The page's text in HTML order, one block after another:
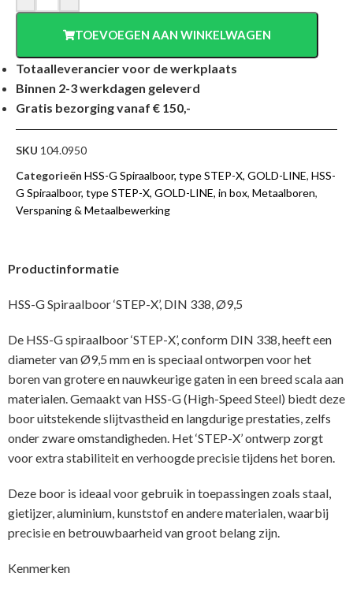
TOEVOEGEN AAN WINKELWAGEN
Totaalleverancier voor de werkplaats
Binnen 2-3 werkdagen geleverd
Gratis bezorging vanaf € 150,-
SKU 104.0950
Categorieën HSS-G Spiraalboor, type STEP-X, GOLD-LINE, HSS-
G Spiraalboor, type STEP-X, GOLD-LINE, in box, Metaalboren,
Verspaning & Metaalbewerking
Productinformatie
HSS-G Spiraalboor ‘STEP-X’, DIN 338, Ø9,5
De HSS-G spiraalboor ‘STEP-X’, conform DIN 338, heeft een
diameter van Ø9,5 mm en is speciaal ontworpen voor het
boren van grotere en nauwkeurige gaten in een breed scala aan
materialen. Gemaakt van HSS-G (High-Speed Steel) biedt deze
boor uitstekende slijtvastheid en langdurige prestaties, zelfs
onder zware omstandigheden. Het ‘STEP-X’ ontwerp zorgt
voor extra stabiliteit en verhoogde precisie tijdens het boren.
Deze boor is ideaal voor gebruik in toepassingen zoals staal,
gietijzer, aluminium, kunststof en andere materialen, waarbij
precisie en betrouwbaarheid van groot belang zijn.
Kenmerken